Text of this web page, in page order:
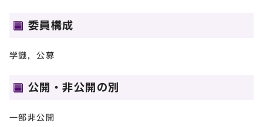
委員構成
学識，公募
公開・非公開の別
一部非公開